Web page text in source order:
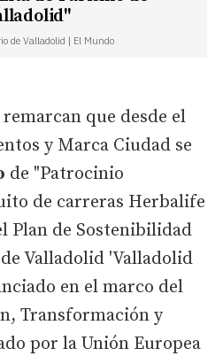
de Valladolid | El Mundo
que desde el
y Marca Ciudad se
de "Patrocinio
de carreras Herbalife
Plan de Sostenibilidad
Valladolid 'Valladolid
en el marco del
Transformación y
por la Unión Europea